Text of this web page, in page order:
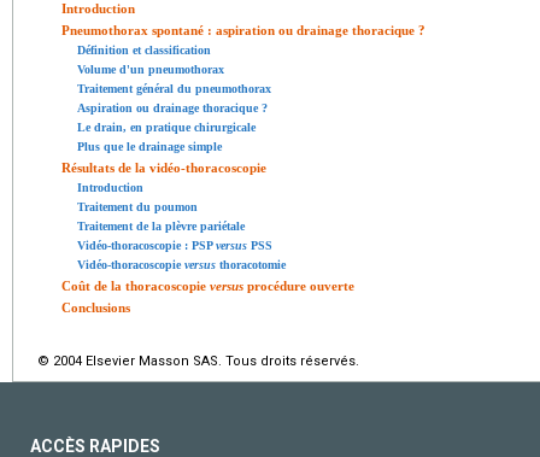
Introduction
Pneumothorax spontané : aspiration ou drainage thoracique ?
Définition et classification
Volume d'un pneumothorax
Traitement général du pneumothorax
Aspiration ou drainage thoracique ?
Le drain, en pratique chirurgicale
Plus que le drainage simple
Résultats de la vidéo-thoracoscopie
Introduction
Traitement du poumon
Traitement de la plèvre pariétale
Vidéo-thoracoscopie : PSPversus PSS
Vidéo-thoracoscopieversus thoracotomie
Coût de la thoracoscopie versus procédure ouverte
Conclusions
© 2004 Elsevier Masson SAS. Tous droits réservés.
ACCÈS RAPIDES